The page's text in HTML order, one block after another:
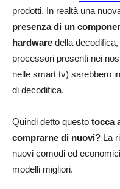
prodotti. In realtà una
presenza di un
hardware della
processori presenti nei
nelle smart tv) sarebbero
di decodifica.
Quindi detto questo tocca
comprarne di nuovi? La
nuovi comodi ed
modelli migliori.